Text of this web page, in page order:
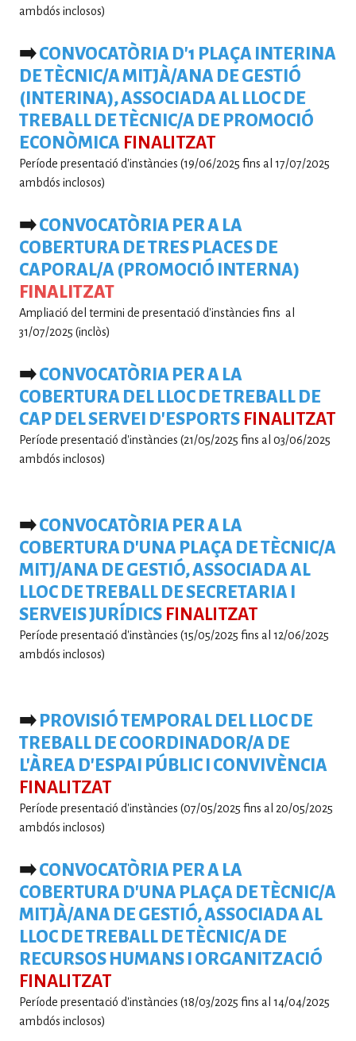
ambdós inclosos)
➡️CONVOCATÒRIA D'1 PLAÇA INTERINA
DE TÈCNIC/A MITJÀ/ANA DE GESTIÓ
(INTERINA), ASSOCIADA AL LLOC DE
TREBALL DE TÈCNIC/A DE PROMOCIÓ
ECONÒMICA FINALITZAT
Període presentació d'instàncies (19/06/2025 fins al 17/07/2025
ambdós inclosos)
➡️CONVOCATÒRIA PER A LA
COBERTURA DE TRES PLACES DE
CAPORAL/A (PROMOCIÓ INTERNA)
FINALITZAT
Ampliació del termini de presentació d'instàncies fins al
31/07/2025 (inclòs)
➡️CONVOCATÒRIA PER A LA
COBERTURA DEL LLOC DE TREBALL DE
CAP DEL SERVEI D'ESPORTS FINALITZAT
Període presentació d'instàncies (21/05/2025 fins al 03/06/2025
ambdós inclosos)
➡️CONVOCATÒRIA PER A LA
COBERTURA D'UNA PLAÇA DE TÈCNIC/A
MITJ/ANA DE GESTIÓ, ASSOCIADA AL
LLOC DE TREBALL DE SECRETARIA I
SERVEIS JURÍDICS FINALITZAT
Període presentació d'instàncies (15/05/2025 fins al 12/06/2025
ambdós inclosos)
➡️ PROVISIÓ TEMPORAL DEL LLOC DE
TREBALL DE COORDINADOR/A DE
L'ÀREA D'ESPAI PÚBLIC I CONVIVÈNCIA
FINALITZAT
Període presentació d'instàncies (07/05/2025 fins al 20/05/2025
ambdós inclosos)
➡️CONVOCATÒRIA PER A LA
COBERTURA D'UNA PLAÇA DE TÈCNIC/A
MITJÀ/ANA DE GESTIÓ, ASSOCIADA AL
LLOC DE TREBALL DE TÈCNIC/A DE
RECURSOS HUMANS I ORGANITZACIÓ
FINALITZAT
Període presentació d'instàncies (18/03/2025 fins al 14/04/2025
ambdós inclosos)